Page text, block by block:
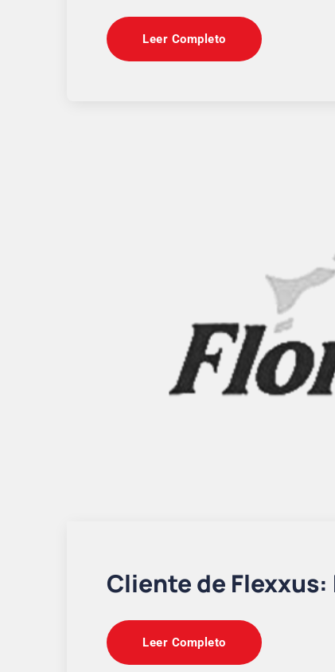
Leer Completo
Cliente de Flexxus:
Leer Completo